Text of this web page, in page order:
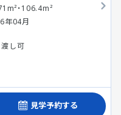
・106.4m²
年04月
し可
見学予約する